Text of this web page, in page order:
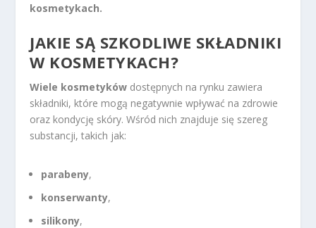
kosmetykach.
JAKIE SĄ SZKODLIWE SKŁADNIKI
W KOSMETYKACH?
Wiele kosmetyków dostępnych na rynku zawiera
składniki, które mogą negatywnie wpływać na zdrowie
oraz kondycję skóry. Wśród nich znajduje się szereg
substancji, takich jak:
parabeny,
konserwanty,
silikony,